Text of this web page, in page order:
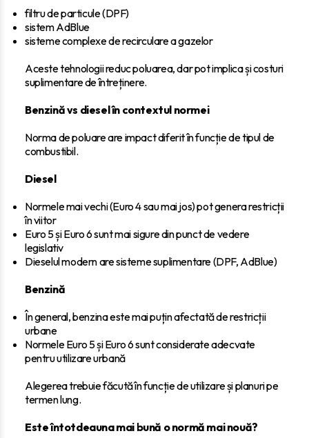
filtru de particule (DPF)
sistem AdBlue
sisteme complexe de recirculare a gazelor
Aceste tehnologii reduc poluarea, dar pot implica și costuri
suplimentare de întreținere.
Benzină vs diesel în contextul normei
Norma de poluare are impact diferit în funcție de tipul de
combustibil.
Diesel
Normele mai vechi (Euro 4 sau mai jos) pot genera restricții
în viitor
Euro 5 și Euro 6 sunt mai sigure din punct de vedere
legislativ
Dieselul modern are sisteme suplimentare (DPF, AdBlue)
Benzină
În general, benzina este mai puțin afectată de restricții
urbane
Normele Euro 5 și Euro 6 sunt considerate adecvate
pentru utilizare urbană
Alegerea trebuie făcută în funcție de utilizare și planuri pe
termen lung.
Este întotdeauna mai bună o normă mai nouă?